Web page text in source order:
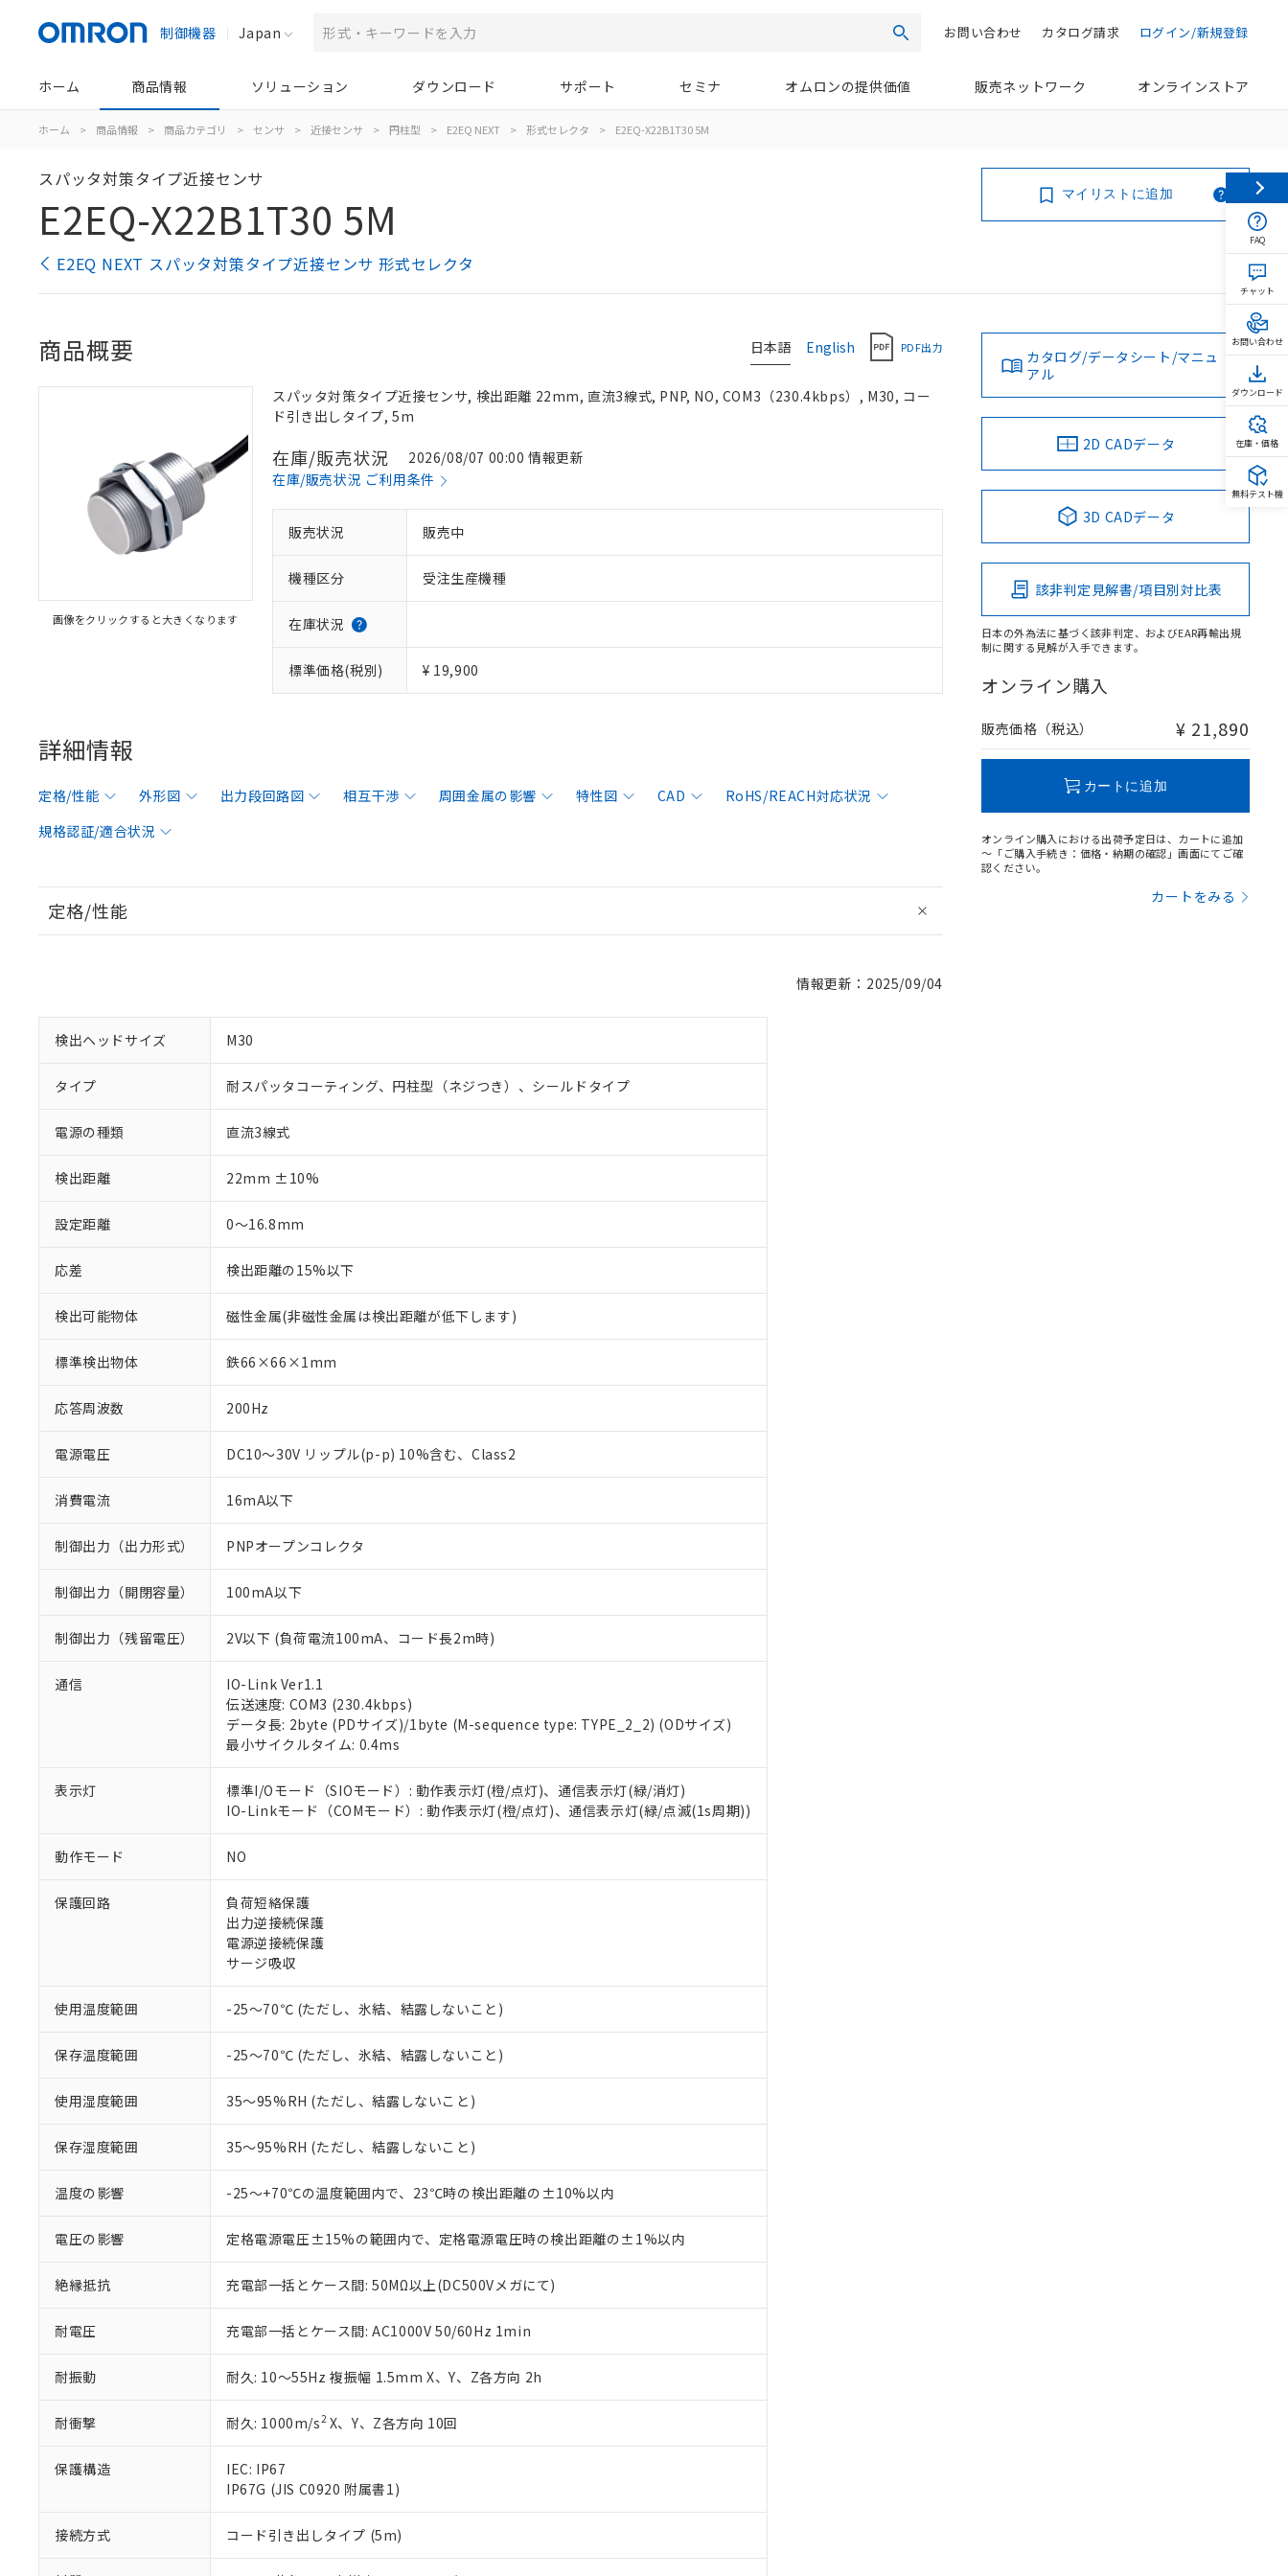
制御機器 Japan 検索 ログイン/新規登録
カタログ請求
お問い合わせ
ホーム 商品情報 ソリューション ダウンロード サポート セミナ オムロンの提供価値 販売ネットワーク オンラインストア
ホーム > 商品情報 > 商品カテゴリ > センサ > 近接センサ > 円柱型 > E2EQ NEXT > 形式セレクタ > E2EQ-X22B1T30 5M
スパッタ対策タイプ近接センサ
E2EQ-X22B1T30 5M
E2EQ NEXT スパッタ対策タイプ近接センサ 形式セレクタ
マイリストに追加
日本語 English PDF出力
商品概要
画像をクリックすると大きくなります
スパッタ対策タイプ近接センサ, 検出距離 22mm, 直流3線式, PNP, NO, COM3（230.4kbps）, M30, コー
ド引き出しタイプ, 5m
在庫/販売状況
2026/08/07 00:00 情報更新
在庫/販売状況 ご利用条件
販売状況 販売中
機種区分 受注生産機種
在庫状況
標準価格(税別) ¥ 19,900
詳細情報
定格/性能 外形図 出力段回路図 相互干渉 周囲金属の影響 特性図 CAD
RoHS/REACH対応状況
規格認証/適合状況
定格/性能
情報更新：2025/09/04
検出ヘッドサイズ M30
タイプ 耐スパッタコーティング、円柱型（ネジつき）、シールドタイプ
電源の種類 直流3線式
検出距離 22mm ±10%
設定距離 0～16.8mm
応差 検出距離の15%以下
検出可能物体 磁性金属(非磁性金属は検出距離が低下します)
標準検出物体 鉄66×66×1mm
応答周波数 200Hz
電源電圧 DC10～30V リップル(p-p) 10%含む、Class2
消費電流 16mA以下
制御出力（出力形式） PNPオープンコレクタ
制御出力（開閉容量） 100mA以下
制御出力（残留電圧） 2V以下 (負荷電流100mA、コード長2m時)
通信
IO-Link Ver1.1
伝送速度: COM3 (230.4kbps)
データ長: 2byte (PDサイズ)/1byte (M-sequence type: TYPE_2_2) (ODサイズ)
最小サイクルタイム: 0.4ms
表示灯
標準I/Oモード（SIOモード）: 動作表示灯(橙/点灯)、通信表示灯(緑/消灯)
IO-Linkモード（COMモード）: 動作表示灯(橙/点灯)、通信表示灯(緑/点滅(1s周期))
動作モード NO
保護回路
負荷短絡保護
出力逆接続保護
電源逆接続保護
サージ吸収
使用温度範囲 -25～70℃ (ただし、氷結、結露しないこと)
保存温度範囲 -25～70℃ (ただし、氷結、結露しないこと)
使用湿度範囲 35～95%RH (ただし、結露しないこと)
保存湿度範囲 35～95%RH (ただし、結露しないこと)
温度の影響 -25～+70℃の温度範囲内で、23℃時の検出距離の±10%以内
電圧の影響 定格電源電圧±15%の範囲内で、定格電源電圧時の検出距離の±1%以内
絶縁抵抗 充電部一括とケース間: 50MΩ以上(DC500Vメガにて)
耐電圧 充電部一括とケース間: AC1000V 50/60Hz 1min
耐振動 耐久: 10～55Hz 複振幅 1.5mm X、Y、Z各方向 2h
耐衝撃 耐久: 1000m/s2X、Y、Z各方向 10回
保護構造
IEC: IP67
IP67G (JIS C0920 附属書1)
接続方式 コード引き出しタイプ (5m)
カタログ/データシート/マニュ
アル
2D CADデータ
3D CADデータ
該非判定見解書/項目別対比表
日本の外為法に基づく該非判定、およびEAR再輸出規
制に関する見解が入手できます。
オンライン購入
販売価格（税込） ¥ 21,890
カートに追加
オンライン購入における出荷予定日は、カートに追加
～「ご購入手続き：価格・納期の確認」画面にてご確
認ください。
カートをみる
ご利用条件
以下の条件をお読みいただき、同意のうえご利用ください。
くものです。
当社販売員にご相談ください。
オムロン制御機器販売店や当社販売拠点は「
す。
マイパーツ機能（部品リスト作成サービス）をご利用いただくには、I-Webメンバーズにご登録され
ている必要があります。
お客様が当ウェブサイト上で当社にご登録された部品リストについて、当社および当社の共同利用者
が、当社の製品・サービスに関するお客様との取引・商談に必要な範囲で利用することをご了承くだ
いる法人を指します。
※1 対応状況
対応済み：EU RoHS指令（10物質）の非含有に対応した製品が提供可能な商品です。
対応予定：EU RoHS指令（10物質）の非含有に対応した製品に切り替える予定のある商品です。
対応予定なし：EU RoHS指令（10物質）の非含有に非対応の商品で、対応品を出す予定はありません。
仕入先様の事情により、非含有部品としていたものが、含有品と判明した場合などやむを得ず変更すること
があります。
フタル酸ビス(2-エチルヘキシル) (DEHP)(別名：DOP) 1000ppm以下、フタル酸ブチルベンジル（BBP） 1000ppm以下、フタル酸ジブチ
ル（DBP） 1000ppm以下、フタル酸ジイソブチル (DIBP) 1000ppm以下
但し、RoHS指令で産業用監視および制御機器に対する適用除外項目は除く。
フタル酸エステル類の４物質については閾値を超える意図的な使用がないことを確認しています。
※2 対応予定月
※3 非含有証明書ダウンロード
EU RoHS指令（10物質）の非含有証明書
※本証明書は発行日時点で非含有を証明するもので、過去に遡って非含有を証明するものではありません。
また、RoHS指令のフタル酸エステル類４物質の対応では、対応完了までの期間は出荷製品に未対応品が
混在することから備考欄に対応日を記載しておりました。
既に当社にて対応品への在庫切替を完了していることから、特段のことがない限り、2022年1月12日よ
り割愛しております。
※1 中国RoHS○×表
「○」：最大均質材料含有率が中国RoHSの基準値以下であることを示します。
*中国RoHS10物質の基準値 (GB/T26572)：
Pb(鉛) :1000ppm、 Hg(水銀) : 1000ppm、 Cd(カドミウム) : 100ppm、
Cr(Ⅵ)(六価クロム) : 1000ppm、 PBBs(ポリ臭化ビフェニル類) : 1000ppm、 PBDEs(ポリ臭化ジフェニルエーテル類) : 1000ppm、
※2 環境保護使用期限
「ｅ」：有害物質（10物質）のすべてが基準値以下であることを示します。
味します。
「－」：未確認です。当社販売部門へお問い合わせください。
う）を輸出または国外への提供する場合は、日本国政府の輸出許可(または役務取引許可)を取得する
置等に一切使用いたしません。
当社は、貴社製品を第三者に販売する場合は、上記1、2および3の内容を当該第三者に通知します。
また当社は、販売先および販売に係わる関係者が違法に輸出するおそれがある場合は、取り引きをい
△ 一定数には満たないが在庫あり
－
在庫なし(最新の在庫状況については、お客様のお取引先、またはお客様担当のオムロン制御
機器販売店・当社販売員にご確認ください)
空
受注生産機種、また在庫状況の情報を公開していない機種
FAQ
チャット
お問い合わせ
ダウンロード
在庫・価格
無料テスト機